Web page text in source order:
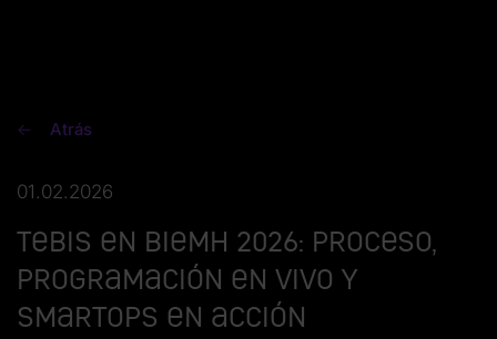
Atrás
01.02.2026
Tebis en BIEMH 2026: proceso,
programación en vivo y
SmartOps en acción